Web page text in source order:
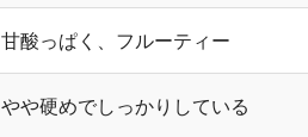
甘酸っぱく、フルーティー
やや硬めでしっかりしている